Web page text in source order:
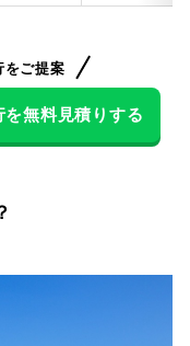
をご提案
無料見積りする